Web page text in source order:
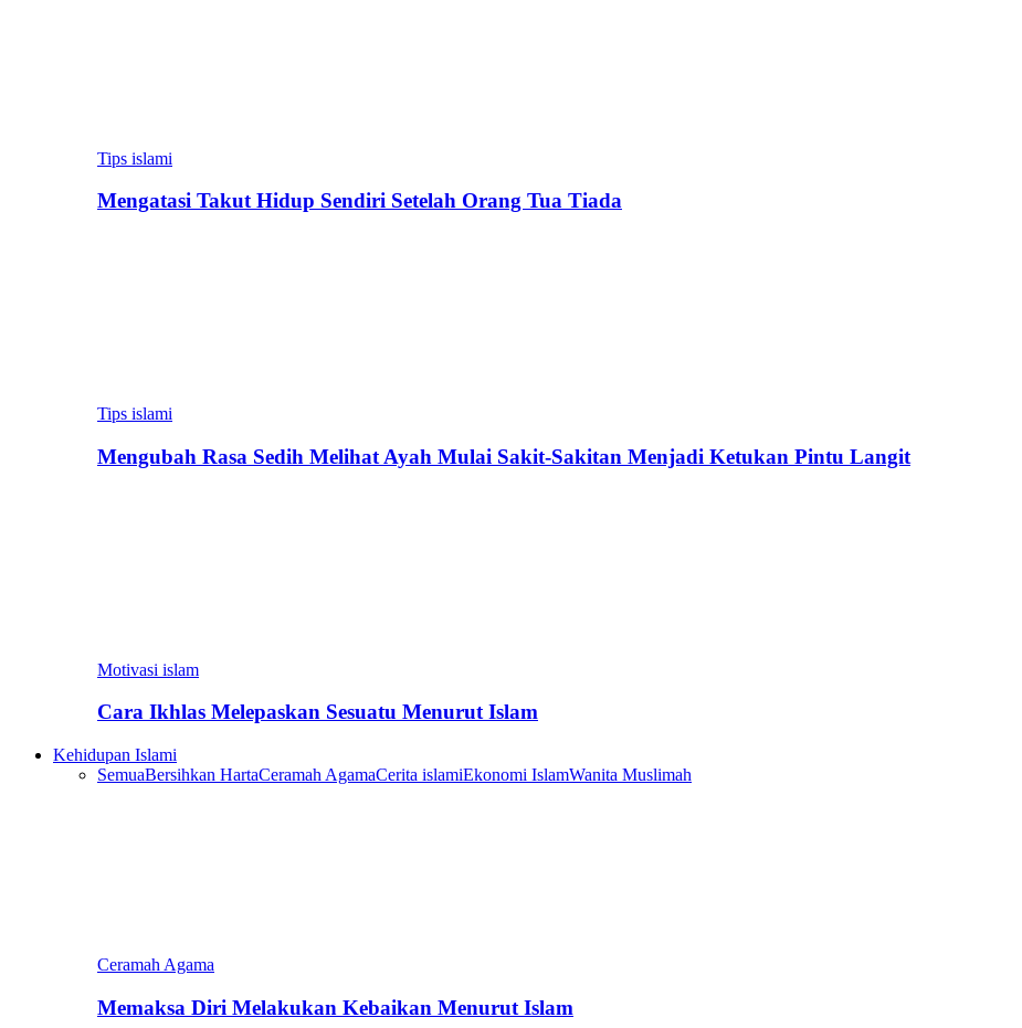
Tips islami
Mengatasi Takut Hidup Sendiri Setelah Orang Tua Tiada
Tips islami
Mengubah Rasa Sedih Melihat Ayah Mulai Sakit-Sakitan Menjadi Ketukan Pintu Langit
Motivasi islam
Cara Ikhlas Melepaskan Sesuatu Menurut Islam
Kehidupan Islami
SemuaBersihkan HartaCeramah AgamaCerita islamiEkonomi IslamWanita Muslimah
Ceramah Agama
Memaksa Diri Melakukan Kebaikan Menurut Islam